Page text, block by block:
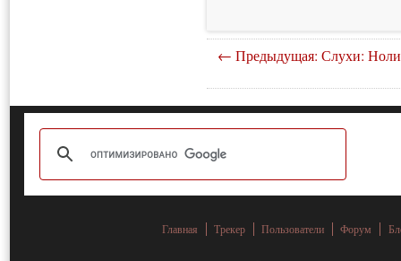
← Предыдущая: Слухи:
Главная Трекер Пользователи Форум